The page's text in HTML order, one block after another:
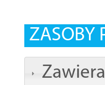
ZASOBY